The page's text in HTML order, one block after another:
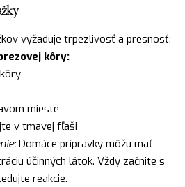
vyžaduje trpezlivosť a presnosť:
kôry:
mieste
v tmavej fľaši
Domáce prípravky môžu mať
účinných látok. Vždy začnite s
reakcie.